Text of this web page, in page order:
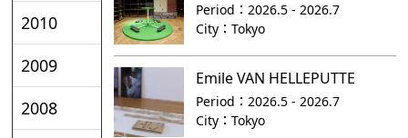
2010
2009
2008
Period：2026.5 - 2026.7
City：Tokyo
Emile VAN HELLEPUTTE
Period：2026.5 - 2026.7
City：Tokyo